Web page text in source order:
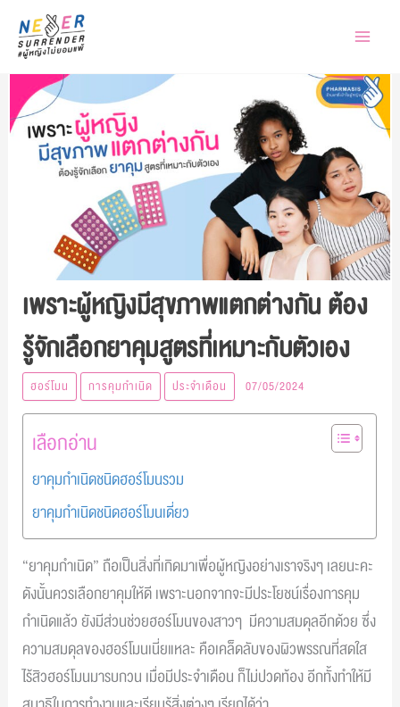
เพราะผู้หญิงมีสุขภาพแตกต่างกัน ต้อง
รู้จักเลือกยาคุมสูตรที่เหมาะกับตัวเอง
ฮอร์โมน การคุมกำเนิด ประจำเดือน 07/05/2024
เลือกอ่าน
ยาคุมกำเนิดชนิดฮอร์โมนรวม
ยาคุมกำเนิดชนิดฮอร์โมนเดี่ยว
“ยาคุมกำเนิด” ถือเป็นสิ่งที่เกิดมาเพื่อผู้หญิงอย่างเราจริงๆ เลยนะคะ
ดังนั้นควรเลือกยาคุมให้ดี เพราะนอกจากจะมีประโยชน์เรื่องการคุม
กำเนิดแล้ว ยังมีส่วนช่วยฮอร์โมนของสาวๆ มีความสมดุลอีกด้วย ซึ่ง
ความสมดุลของฮอร์โมนเนี่ยแหละ คือเคล็ดลับของผิวพรรณที่สดใส
ไร้สิวฮอร์โมนมารบกวน เมื่อมีประจำเดือน ก็ไม่ปวดท้อง อีกทั้งทำให้มี